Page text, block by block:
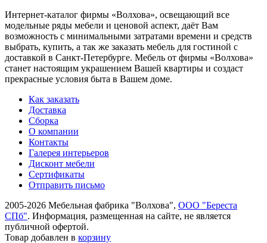
Интернет-каталог фирмы «Волхова», освещающий все
модельные ряды мебели и ценовой аспект, даёт Вам
возможность с минимальными затратами времени и средств
выбрать, купить, а так же заказать мебель для гостиной с
доставкой в Санкт-Петербурге. Мебель от фирмы «Волхова»
станет настоящим украшением Вашей квартиры и создаст
прекрасные условия быта в Вашем доме.
Как заказать
Доставка
Сборка
О компании
Контакты
Галерея интерьеров
Дисконт мебели
Сертификаты
Отправить письмо
2005-2026 Мебельная фабрика "Волхова", ООО "Береста
СПб". Информация, размещенная на сайте, не является
публичной офертой.
Товар добавлен в корзину